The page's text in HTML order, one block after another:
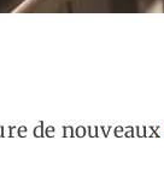
de nouveaux